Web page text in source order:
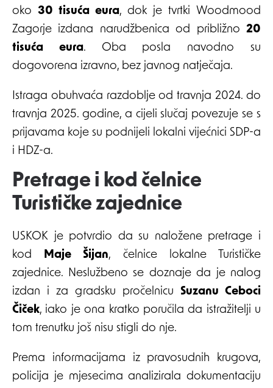
oko 30 tisuća eura, dok je tvrtki Woodmood
Zagorje izdana narudžbenica od približno 20
tisuća eura. Oba posla navodno su
dogovorena izravno, bez javnog natječaja.
Istraga obuhvaća razdoblje od travnja 2024. do
travnja 2025. godine, a cijeli slučaj povezuje se s
prijavama koje su podnijeli lokalni vijećnici SDP-a
i HDZ-a.
Pretrage i kod čelnice
Turističke zajednice
USKOK je potvrdio da su naložene pretrage i
kod Maje Šijan, čelnice lokalne Turističke
zajednice. Neslužbeno se doznaje da je nalog
izdan i za gradsku pročelnicu Suzanu Ceboci
Čiček, iako je ona kratko poručila da istražitelji u
tom trenutku još nisu stigli do nje.
Prema informacijama iz pravosudnih krugova,
policija je mjesecima analizirala dokumentaciju